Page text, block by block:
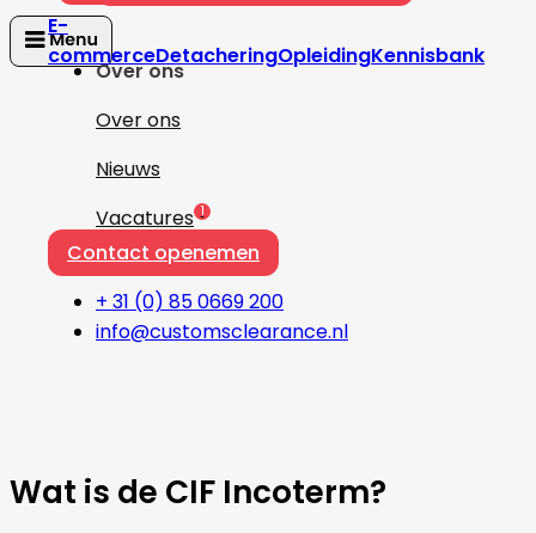
E-
commerceDetacheringOpleidingKennisbank
Over ons
Over ons
Nieuws
Vacatures 1
Contact openemen
+ 31 (0) 85 0669 200
info@customsclearance.nl
Wat is de CIF Incoterm?